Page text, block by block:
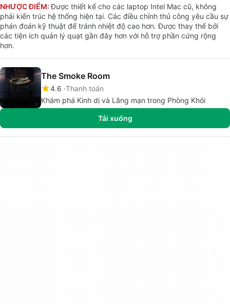
NHƯỢC ĐIỂM:Được thiết kế cho các laptop Intel Mac cũ, không
phải kiến trúc hệ thống hiện tại. Các điều chỉnh thủ công yêu cầu sự
phán đoán kỹ thuật để tránh nhiệt độ cao hơn. Được thay thế bởi
các tiện ích quản lý quạt gần đây hơn với hỗ trợ phần cứng rộng
hơn.
The Smoke Room
4.6 Thanh toán
Khám phá Kinh dị và Lãng mạn trong Phòng Khói
Tải xuống